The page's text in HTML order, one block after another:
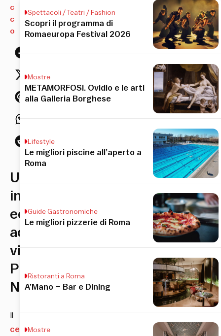
c
c
o
Un’enoteca
intima
ed
accogliente
vicino
Piazza
Navona
centro
Spettacoli / Teatri / Fashion
Scopri il programma di
Romaeuropa Festival 2026
Mostre
METAMORFOSI. Ovidio e le arti
alla Galleria Borghese
Lifestyle
Le migliori piscine all’aperto a
Roma
Guide Gastronomiche
Le migliori pizzerie di Roma
Ristoranti a Roma
A’Mano – Bar e Dining
Mostre